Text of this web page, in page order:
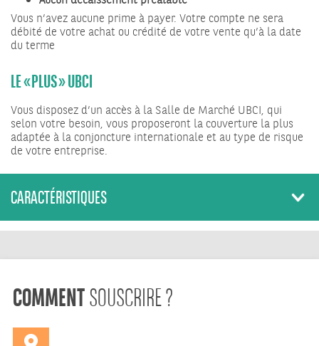
Vous n’avez aucune prime à payer. Votre compte ne sera
débité de votre achat ou crédité de votre vente qu’à la date
du terme
LE « PLUS » UBCI
Vous disposez d’un accès à la Salle de Marché UBCI, qui
selon votre besoin, vous proposeront la couverture la plus
adaptée à la conjoncture internationale et au type de risque
de votre entreprise.
CARACTÉRISTIQUES
COMMENTSOUSCRIRE ?